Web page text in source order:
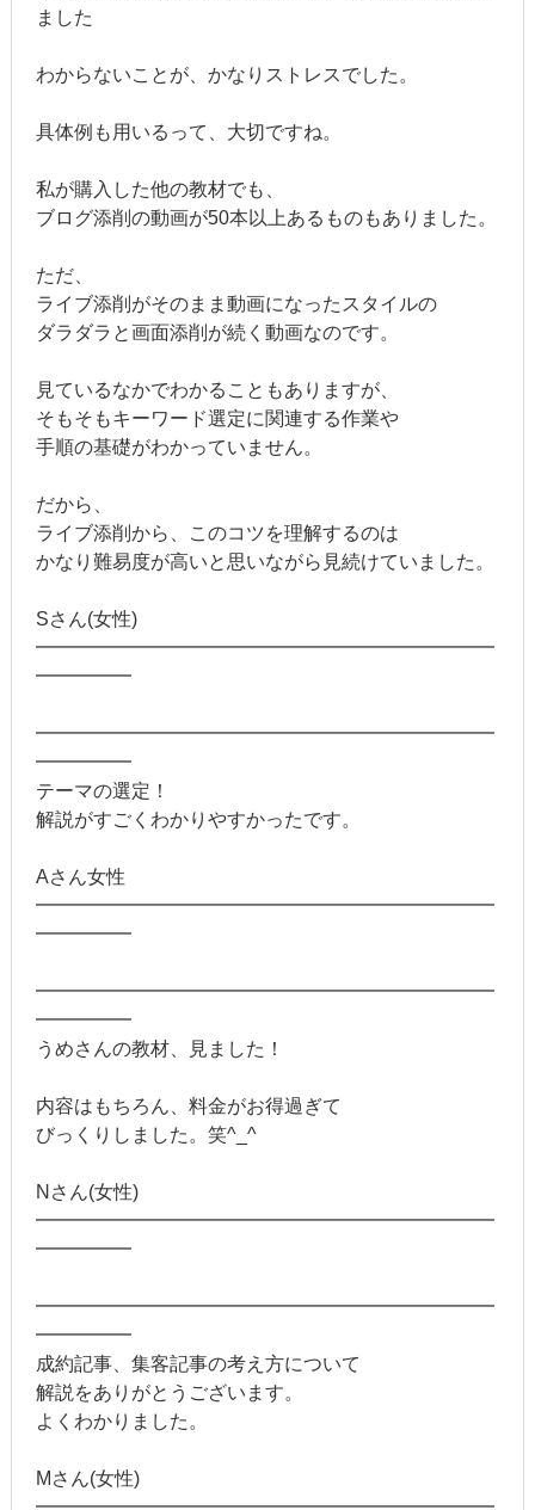
ました
わからないことが、かなりストレスでした。
具体例も用いるって、大切ですね。
私が購入した他の教材でも、
ブログ添削の動画が50本以上あるものもありました。
ただ、
ライブ添削がそのまま動画になったスタイルの
ダラダラと画面添削が続く動画なのです。
見ているなかでわかることもありますが、
そもそもキーワード選定に関連する作業や
手順の基礎がわかっていません。
だから、
ライブ添削から、このコツを理解するのは
かなり難易度が高いと思いながら見続けていました。
Sさん(女性)
━━━━━━━━━━━━━━━━━━━━━━━━
━━━━━
━━━━━━━━━━━━━━━━━━━━━━━━
━━━━━
テーマの選定！
解説がすごくわかりやすかったです。
Aさん女性
━━━━━━━━━━━━━━━━━━━━━━━━
━━━━━
━━━━━━━━━━━━━━━━━━━━━━━━
━━━━━
うめさんの教材、見ました！
内容はもちろん、料金がお得過ぎて
びっくりしました。笑^_^
Nさん(女性)
━━━━━━━━━━━━━━━━━━━━━━━━
━━━━━
━━━━━━━━━━━━━━━━━━━━━━━━
━━━━━
成約記事、集客記事の考え方について
解説をありがとうございます。
よくわかりました。
Mさん(女性)